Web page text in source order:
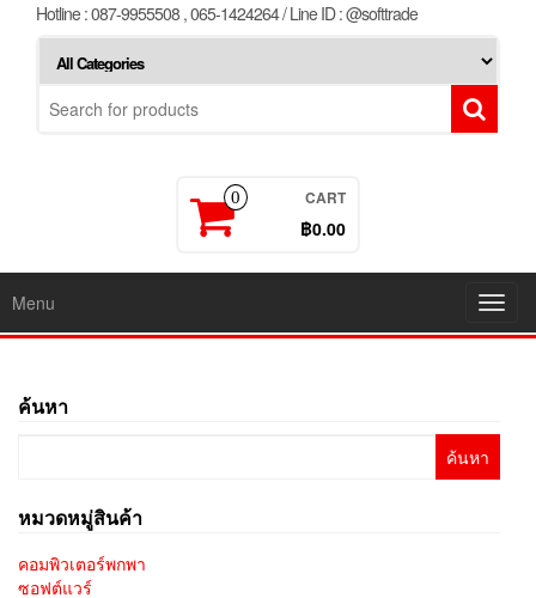
Hotline : 087-9955508 , 065-1424264 / Line ID : @softtrade
0 CART
฿0.00
Menu
ค้นหา
หมวดหมู่สินค้า
คอมพิวเตอร์พกพา
ซอฟต์แวร์